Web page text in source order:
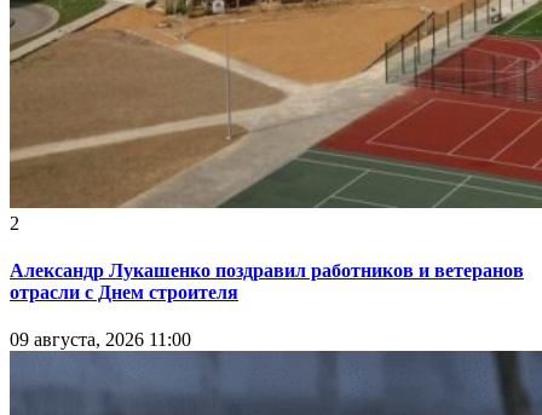
2
Александр Лукашенко поздравил работников и ветеранов
отрасли с Днем строителя
09 августа, 2026 11:00